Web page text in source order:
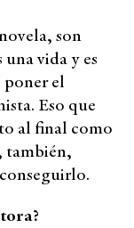
son
vida y es
el
Eso que
al final como
también,